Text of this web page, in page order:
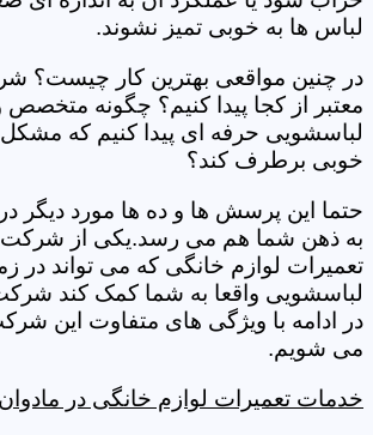
لباس ها به خوبی تمیز نشوند.
در چنین مواقعی بهترین کار چیست؟
معتبر از کجا پیدا کنیم؟ چگونه متخصص
لباسشویی حرفه ای پیدا کنیم که
خوبی برطرف کند؟
حتما این پرسش ها و ده ها مورد دیگر
به ذهن شما هم می رسد.یکی از شرکت
تعمیرات لوازم خانگی که می تواند در
لباسشویی واقعا به شما کمک کند
در ادامه با ویژگی های متفاوت این
می شویم.
خدمات تعمیرات لوازم خانگی در مادوان